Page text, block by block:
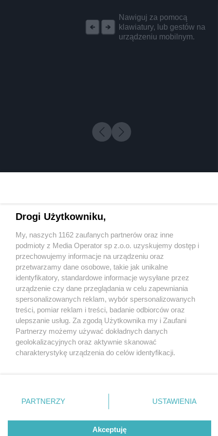
Nawiguj za pomocą
klawiatury, lub gestów na
urządzeniu mobilnym.
3 / 0
Wydawca mediów lokalnych
Nie zapomnij
zapoznać się z:
polityką prywatności regulamin korzystania z portali
Twojemiasto
Piekary Śląskie
Chorzów
Tarnowskie Góry
Gliwice
Skontakuj sięz nami
Kontakt
Wydawca
Redakcja
Drogi Użytkowniku,
My, naszych 1162 zaufanych partnerów oraz inne
podmioty z Media Operator sp z.o.o. uzyskujemy dostęp i
przechowujemy informacje na urządzeniu oraz
przetwarzamy dane osobowe, takie jak unikalne
identyfikatory, standardowe informacje wysyłane przez
urządzenie czy dane przeglądania w celu zapewniania
spersonalizowanych reklam, wybór spersonalizowanych
treści, pomiar reklam i treści, badanie odbiorców oraz
ulepszanie usług. Za zgodą Użytkownika my i Zaufani
Partnerzy możemy używać dokładnych danych
geolokalizacyjnych oraz aktywnie skanować
charakterystykę urządzenia do celów identyfikacji.
zmienić/wycofać klikając przycisk ustawień prywatności
znajdujący się w lewym dolnym rogu strony
rodzaje przetwarzania danych nie wymagają zgody
użytkownika, ale masz prawo sprzeciwić się takiemu
PARTNERZY USTAWIENIA
Akceptuję